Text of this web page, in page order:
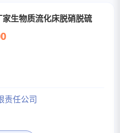
家生物质流化床脱硝脱硫
责任公司